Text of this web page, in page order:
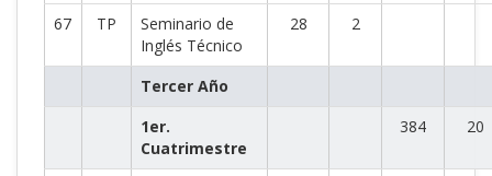
67
TP
Seminario de
Inglés Técnico
28 2
Tercer Año
1er.
Cuatrimestre
384 20